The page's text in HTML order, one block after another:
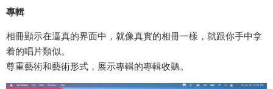
專輯
相冊顯示在逼真的界面中，就像真實的相冊一樣，就跟你手中拿
着的唱片類似。
尊重藝術和藝術形式，展示專輯的專輯收聽。